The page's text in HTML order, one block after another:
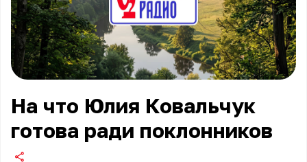
На что Юлия Ковальчук
готова ради поклонников